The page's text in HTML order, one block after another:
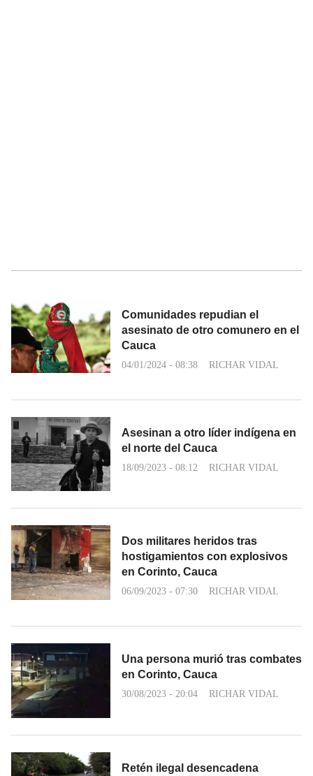
Comunidades repudian el
asesinato de otro comunero en el
Cauca
04/01/2024 - 08:38 RICHAR VIDAL
Asesinan a otro líder indígena en
el norte del Cauca
18/09/2023 - 08:12 RICHAR VIDAL
Dos militares heridos tras
hostigamientos con explosivos
en Corinto, Cauca
06/09/2023 - 07:30 RICHAR VIDAL
Una persona murió tras combates
en Corinto, Cauca
30/08/2023 - 20:04 RICHAR VIDAL
Retén ilegal desencadena